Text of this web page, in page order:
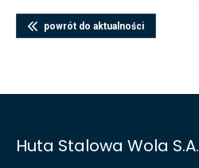
powrót do aktualności
Huta Stalowa Wola S.A.